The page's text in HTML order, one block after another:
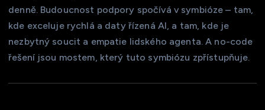
denně. Budoucnost podpory spočívá v symbióze – tam,
kde exceluje rychlá a daty řízená AI, a tam, kde je
nezbytný soucit a empatie lidského agenta. A no-code
řešení jsou mostem, který tuto symbiózu zpřístupňuje.